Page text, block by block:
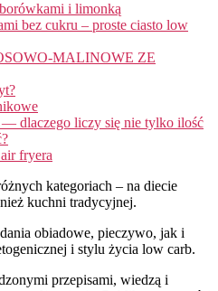
i limonką
bez cukru – proste ciasto low
MALINOWE ZE
dlaczego liczy się nie tylko ilość
fryera
kategoriach – na diecie
kuchni tradycyjnej.
obiadowe, pieczywo, jak i
i stylu życia low carb.
przepisami, wiedzą i